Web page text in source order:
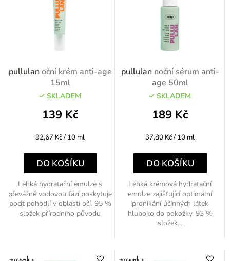
pullulanoční krém anti-age
15ml
SKLADEM
139 Kč
Měrná
92,67 Kč / 10 ml
DO KOŠÍKU
Lehká hydratační emulze s
převážně vodovou fází poskytuje
pocit pohodlí v oblasti očí. 95 %
složek přírodního původu
pullulan noční sérum anti-
age 50ml
SKLADEM
189 Kč
Měrná
37,80 Kč / 10 ml
DO KOŠÍKU
Lehká krémová hydratační
emulze zajišťující optimální
pronikání účinných látek
hluboko do pokožky. 93 %
složek...